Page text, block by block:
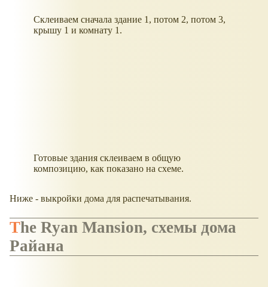
Склеиваем сначала здание 1, потом 2, потом 3,
крышу 1 и комнату 1.
Готовые здания склеиваем в общую
композицию, как показано на схеме.
Ниже - выкройки дома для распечатывания.
The Ryan Mansion, схемы дома
Райана